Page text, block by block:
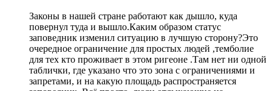
Законы в нашей стране работают как дышло, куда
повернул туда и вышло.Каким образом статус
заповедник изменил ситуацию в лучшую сторону?Это
очередное ограничение для простых людей ,темболие
для тех кто проживает в этом ригеоне .Там нет ни одной
таблички, где указано что это зона с ограничениями и
запретами, и на какую площадь распространяется